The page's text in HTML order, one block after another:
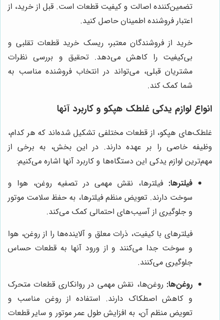
تضمین‌کننده اصالت و کیفیت قطعات است. قبل از خرید، از
اعتبار فروشنده اطمینان حاصل کنید.
خرید از فروشندگان معتبر، ریسک خرید قطعات تقلبی و
بی‌کیفیت را کاهش می‌دهد. تحقیق و بررسی نظرات
مشتریان قبلی، می‌تواند در انتخاب فروشنده مناسب به
شما کمک کند.
انواع لوازم یدکی غلطک هپکو و کاربرد آنها
غلطک‌های هپکو، از قطعات مختلفی تشکیل شده‌اند که هر کدام،
وظیفه خاصی را بر عهده دارند. در این بخش، به برخی از
مهم‌ترین لوازم یدکی این دستگاه‌ها و کاربرد آنها اشاره می‌کنیم:
فیلترها: فیلترها، نقش مهمی در تصفیه روغن، هوا و
سوخت دارند. تعویض منظم فیلترها، به حفظ سلامت موتور
و جلوگیری از آسیب‌های احتمالی کمک می‌کند.
فیلترهای با کیفیت، ذرات معلق و آلاینده‌ها را از روغن، هوا
و سوخت جدا می‌کنند و از ورود آنها به قطعات حساس
جلوگیری می‌کنند.
روغن‌ها: روغن‌ها، نقش مهمی در روانکاری قطعات متحرک
و کاهش اصطکاک دارند. استفاده از روغن مناسب و
تعویض منظم آن، به افزایش طول عمر موتور و سایر قطعات